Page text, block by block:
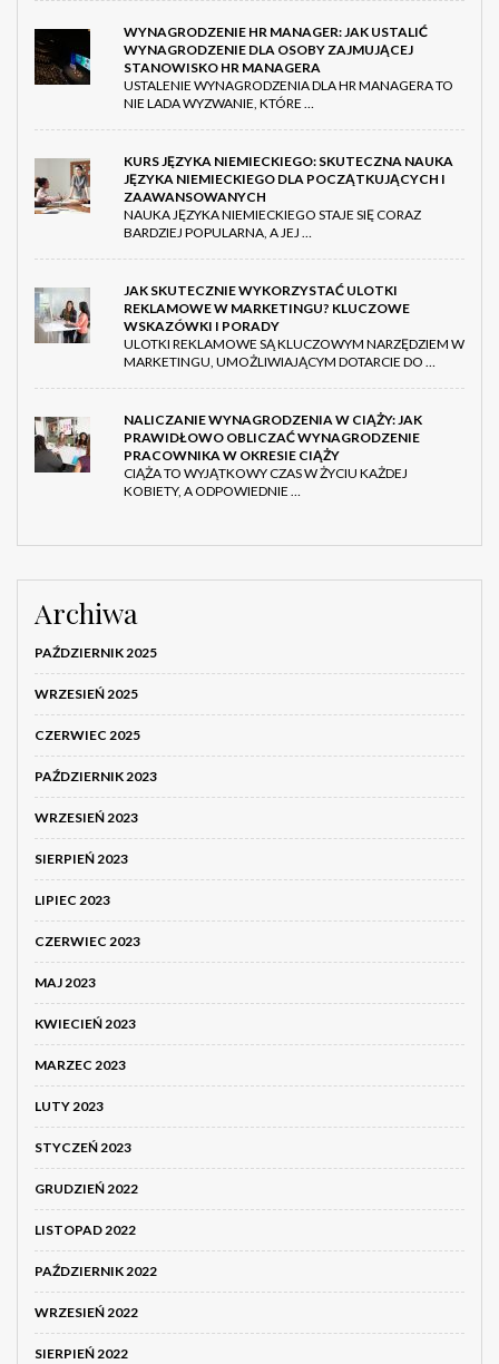
WYNAGRODZENIE HR MANAGER: JAK USTALIĆ
WYNAGRODZENIE DLA OSOBY ZAJMUJĄCEJ
STANOWISKO HR MANAGERA
USTALENIE WYNAGRODZENIA DLA HR MANAGERA TO
NIE LADA WYZWANIE, KTÓRE …
KURS JĘZYKA NIEMIECKIEGO: SKUTECZNA NAUKA
JĘZYKA NIEMIECKIEGO DLA POCZĄTKUJĄCYCH I
ZAAWANSOWANYCH
NAUKA JĘZYKA NIEMIECKIEGO STAJE SIĘ CORAZ
BARDZIEJ POPULARNA, A JEJ …
JAK SKUTECZNIE WYKORZYSTAĆ ULOTKI
REKLAMOWE W MARKETINGU? KLUCZOWE
WSKAZÓWKI I PORADY
ULOTKI REKLAMOWE SĄ KLUCZOWYM NARZĘDZIEM W
MARKETINGU, UMOŻLIWIAJĄCYM DOTARCIE DO …
NALICZANIE WYNAGRODZENIA W CIĄŻY: JAK
PRAWIDŁOWO OBLICZAĆ WYNAGRODZENIE
PRACOWNIKA W OKRESIE CIĄŻY
CIĄŻA TO WYJĄTKOWY CZAS W ŻYCIU KAŻDEJ
KOBIETY, A ODPOWIEDNIE …
Archiwa
PAŹDZIERNIK 2025
WRZESIEŃ 2025
CZERWIEC 2025
PAŹDZIERNIK 2023
WRZESIEŃ 2023
SIERPIEŃ 2023
LIPIEC 2023
CZERWIEC 2023
MAJ 2023
KWIECIEŃ 2023
MARZEC 2023
LUTY 2023
STYCZEŃ 2023
GRUDZIEŃ 2022
LISTOPAD 2022
PAŹDZIERNIK 2022
WRZESIEŃ 2022
SIERPIEŃ 2022